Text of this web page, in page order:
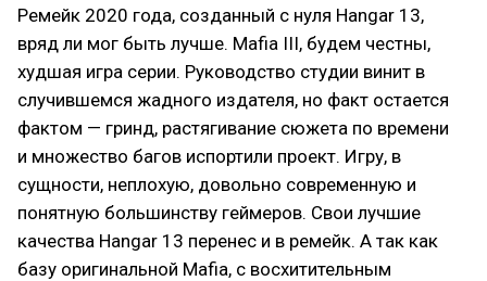
Ремейк 2020 года, созданный с нуля Hangar 13,
вряд ли мог быть лучше. Mafia III, будем честны,
худшая игра серии. Руководство студии винит в
случившемся жадного издателя, но факт остается
фактом — гринд, растягивание сюжета по времени
и множество багов испортили проект. Игру, в
сущности, неплохую, довольно современную и
понятную большинству геймеров. Свои лучшие
качества Hangar 13 перенес и в ремейк. А так как
базу оригинальной Mafia, с восхитительным